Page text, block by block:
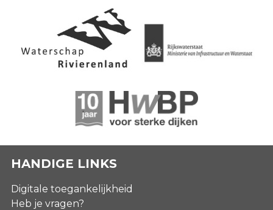
HANDIGE LINKS
Digitale toegankelijkheid
Heb je vragen?